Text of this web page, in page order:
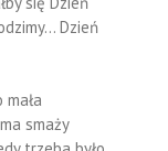
Dzień
smaży